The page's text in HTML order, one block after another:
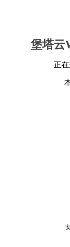
堡塔云
正